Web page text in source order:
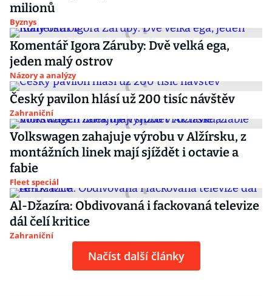
milionů
Byznys
Komentář Igora Záruby: Dvě velká ega,
jeden malý ostrov
Názory a analýzy
Český pavilon hlásí už 200 tisíc návštěv
Zahraniční
Volkswagen zahajuje výrobu v Alžírsku, z
montážních linek mají sjíždět i octavie a
fabie
Fleet speciál
Al-Džazíra: Obdivovaná i fackovaná televize
dál čelí kritice
Zahraniční
Načíst další články